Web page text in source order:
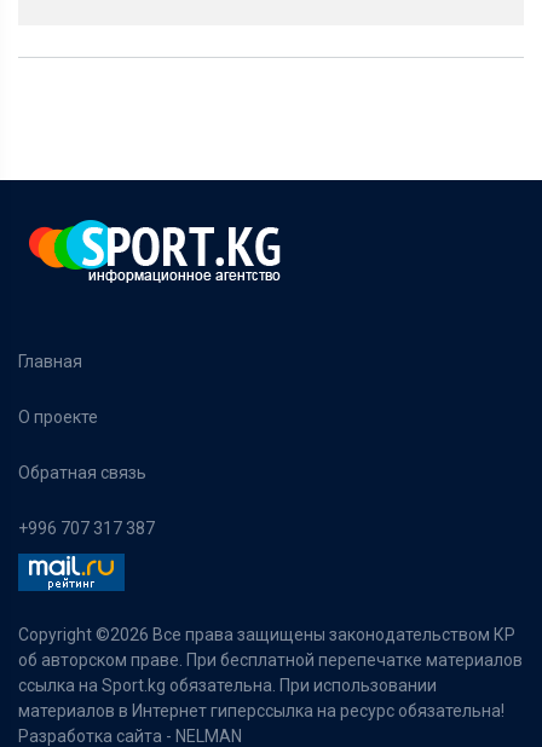
Главная
О проекте
Обратная связь
+996 707 317 387
Copyright ©2026 Все права защищены законодательством КР
об авторском праве. При бесплатной перепечатке материалов
ссылка на Sport.kg обязательна. При использовании
материалов в Интернет гиперссылка на ресурс обязательна!
Разработка сайта - NELMAN